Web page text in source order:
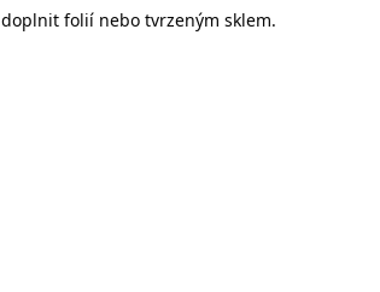
doplnit folií nebo tvrzeným sklem.